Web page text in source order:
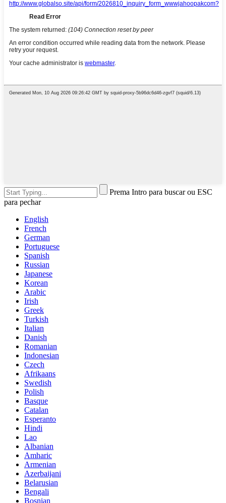
Prema Intro para buscar ou ESC
para pechar
English
French
German
Portuguese
Spanish
Russian
Japanese
Korean
Arabic
Irish
Greek
Turkish
Italian
Danish
Romanian
Indonesian
Czech
Afrikaans
Swedish
Polish
Basque
Catalan
Esperanto
Hindi
Lao
Albanian
Amharic
Armenian
Azerbaijani
Belarusian
Bengali
Bosnian